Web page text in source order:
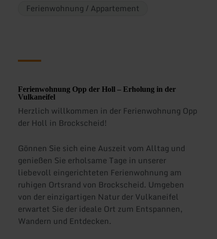
Ferienwohnung / Appartement
Ferienwohnung Opp der Holl – Erholung in der
Vulkaneifel
Herzlich willkommen in der Ferienwohnung Opp
der Holl in Brockscheid!
Gönnen Sie sich eine Auszeit vom Alltag und
genießen Sie erholsame Tage in unserer
liebevoll eingerichteten Ferienwohnung am
ruhigen Ortsrand von Brockscheid. Umgeben
von der einzigartigen Natur der Vulkaneifel
erwartet Sie der ideale Ort zum Entspannen,
Wandern und Entdecken.